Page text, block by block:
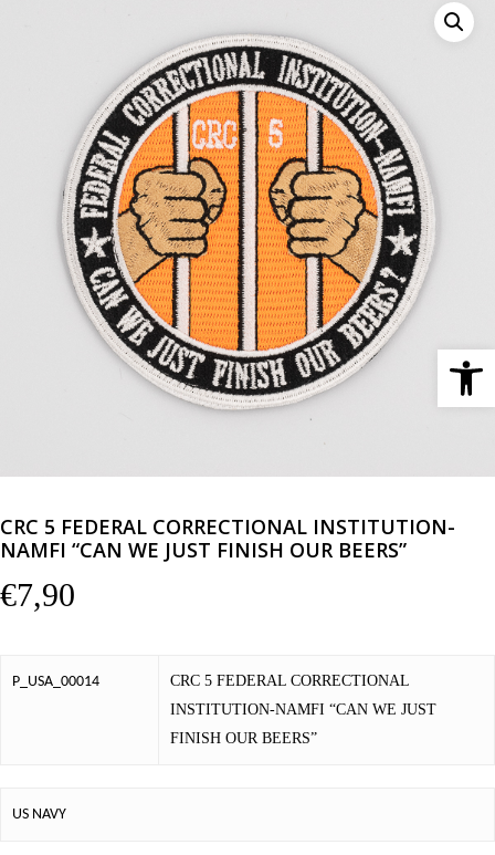
CRC 5 FEDERAL CORRECTIONAL INSTITUTION-
NAMFI “CAN WE JUST FINISH OUR BEERS”
€7,90
P_USA_00014
CRC 5 FEDERAL CORRECTIONAL
INSTITUTION-NAMFI “CAN WE JUST
FINISH OUR BEERS”
US NAVY